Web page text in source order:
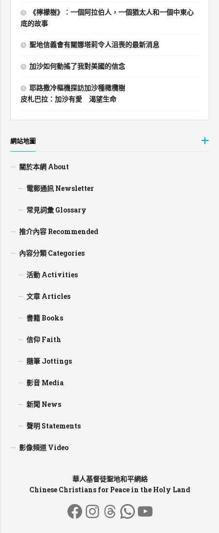
《檸檬樹》：一個阿拉伯人，一個猶太人和一個中東心
底的故事
聖地信義會有關娜塔莉令人沮喪的最新消息
加沙如何動搖了我對美國的信念
耶路撒冷樞機探訪加沙種橄欖樹
皮札巴拉：加沙有愛 渴望生命
網站地圖
關於本網 About
電郵通訊 Newsletter
常見詞彙 Glossary
推介內容 Recommended
內容分類 Categories
活動 Activities
文章 Articles
書籍 Books
信仰 Faith
隨筆 Jottings
影音 Media
新聞 News
聲明 Statements
影像頻道 Video
華人基督徒聖地和平網絡
Chinese Christians for Peace in the Holy Land
Facebook
Instagram
Threads
WhatsApp
YouTube